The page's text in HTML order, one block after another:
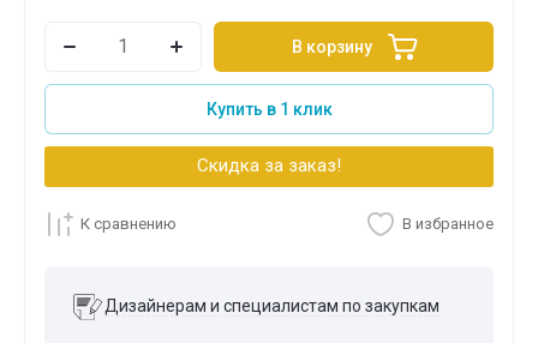
В корзину
Купить в 1 клик
Скидка за заказ!
К сравнению В избранное
Дизайнерам и специалистам по закупкам